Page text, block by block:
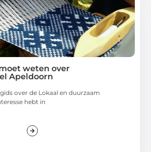
weten over
Apeldoorn
over de Lokaal en duurzaam
hebt in